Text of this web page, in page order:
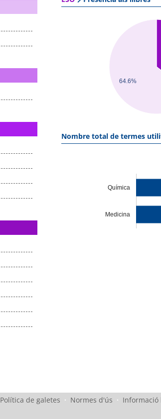
64.6%
Nombre total de termes
Química
Medicina
Política de galetes · Normes d'ús · Informació